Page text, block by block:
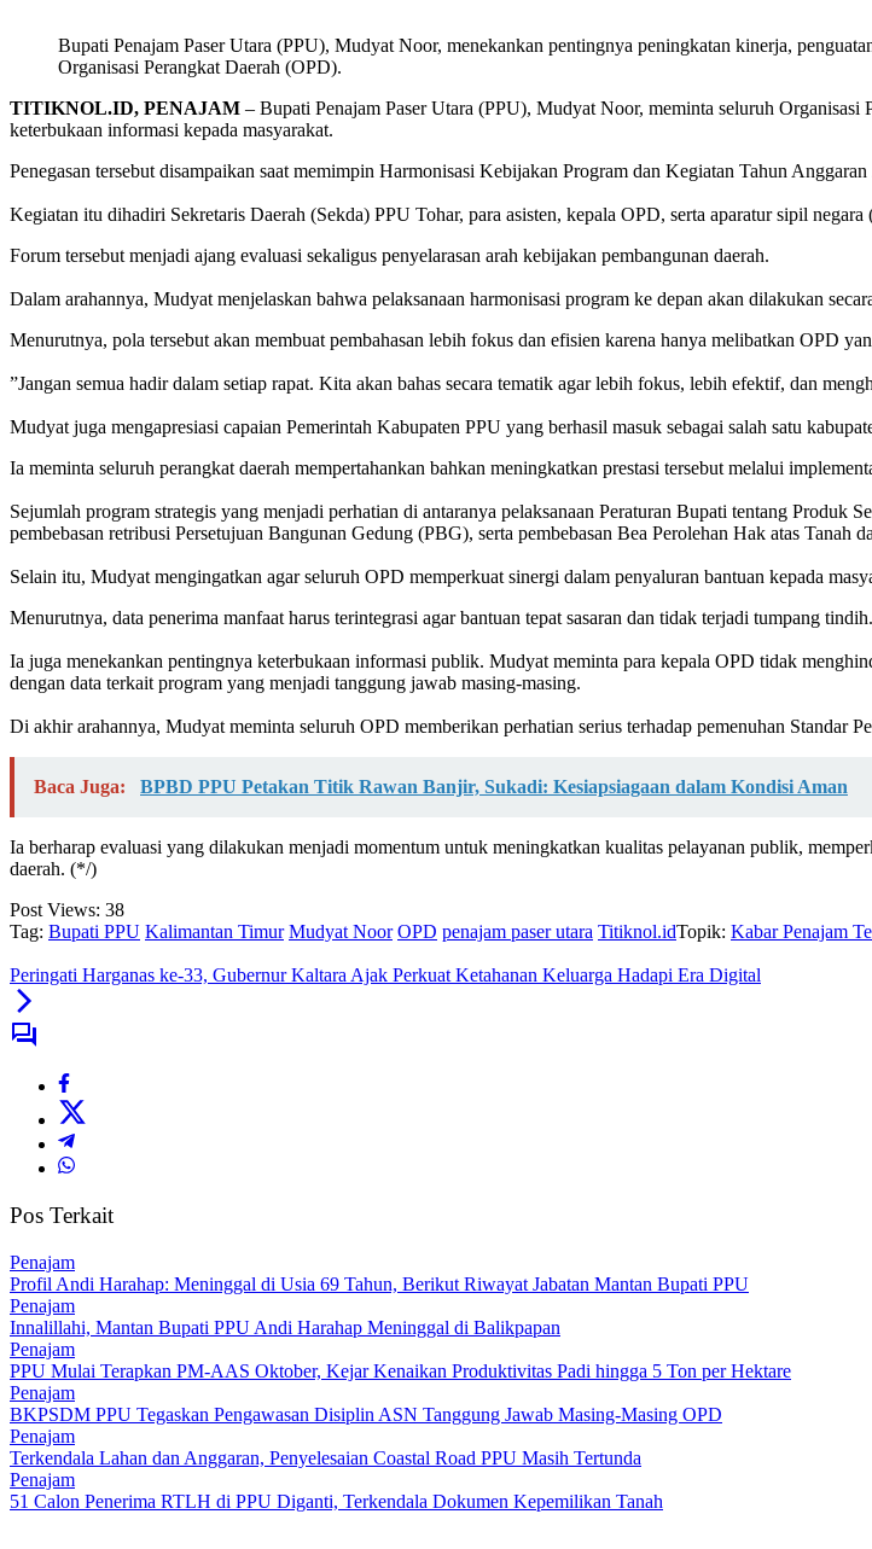
Bupati Penajam Paser Utara (PPU), Mudyat Noor, menekankan pentingnya peningkatan kinerja,
Organisasi Perangkat Daerah (OPD).
TITIKNOL.ID, PENAJAM – Bupati Penajam Paser Utara (PPU), Mudyat Noor, meminta seluruh
keterbukaan informasi kepada masyarakat.
Penegasan tersebut disampaikan saat memimpin Harmonisasi Kebijakan Program dan Kegiatan Tahun
‎Kegiatan itu dihadiri Sekretaris Daerah (Sekda) PPU Tohar, para asisten, kepala OPD, serta aparatur sipil
Forum tersebut menjadi ajang evaluasi sekaligus penyelarasan arah kebijakan pembangunan daerah.
‎Dalam arahannya, Mudyat menjelaskan bahwa pelaksanaan harmonisasi program ke depan akan dilakukan
Menurutnya, pola tersebut akan membuat pembahasan lebih fokus dan efisien karena hanya melibatkan OPD
‎”Jangan semua hadir dalam setiap rapat. Kita akan bahas secara tematik agar lebih fokus, lebih efektif, dan
‎Mudyat juga mengapresiasi capaian Pemerintah Kabupaten PPU yang berhasil masuk sebagai salah satu
Ia meminta seluruh perangkat daerah mempertahankan bahkan meningkatkan prestasi tersebut melalui
‎Sejumlah program strategis yang menjadi perhatian di antaranya pelaksanaan Peraturan Bupati tentang Produk
pembebasan retribusi Persetujuan Bangunan Gedung (PBG), serta pembebasan Bea Perolehan Hak atas
‎Selain itu, Mudyat mengingatkan agar seluruh OPD memperkuat sinergi dalam penyaluran bantuan kepada
Menurutnya, data penerima manfaat harus terintegrasi agar bantuan tepat sasaran dan tidak terjadi tumpang tindih.
‎Ia juga menekankan pentingnya keterbukaan informasi publik. Mudyat meminta para kepala OPD tidak
dengan data terkait program yang menjadi tanggung jawab masing-masing.
‎Di akhir arahannya, Mudyat meminta seluruh OPD memberikan perhatian serius terhadap pemenuhan Standar
Baca Juga: BPBD PPU Petakan Titik Rawan Banjir, Sukadi: Kesiapsiagaan dalam Kondisi Aman
Ia berharap evaluasi yang dilakukan menjadi momentum untuk meningkatkan kualitas pelayanan publik,
daerah. (*/)
Post Views: 38
Tag: Bupati PPU Kalimantan Timur Mudyat Noor OPD penajam paser utara Titiknol.idTopik: Kabar Penajam
Peringati Harganas ke-33, Gubernur Kaltara Ajak Perkuat Ketahanan Keluarga Hadapi Era Digital
Pos Terkait
Penajam
Profil Andi Harahap: Meninggal di Usia 69 Tahun, Berikut Riwayat Jabatan Mantan Bupati PPU
Penajam
Innalillahi, Mantan Bupati PPU Andi Harahap Meninggal di Balikpapan
Penajam
PPU Mulai Terapkan PM-AAS Oktober, Kejar Kenaikan Produktivitas Padi hingga 5 Ton per Hektare
Penajam
BKPSDM PPU Tegaskan Pengawasan Disiplin ASN Tanggung Jawab Masing-Masing OPD
Penajam
Terkendala Lahan dan Anggaran, Penyelesaian Coastal Road PPU Masih Tertunda
Penajam
51 Calon Penerima RTLH di PPU Diganti, Terkendala Dokumen Kepemilikan Tanah